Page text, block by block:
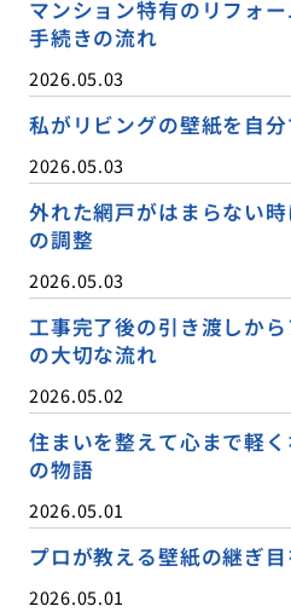
マンション特有のリフォ
手続きの流れ
2026.05.03
私がリビングの壁紙を自
2026.05.03
外れた網戸がはまらない
の調整
2026.05.03
工事完了後の引き渡しか
の大切な流れ
2026.05.02
住まいを整えて心まで軽
の物語
2026.05.01
プロが教える壁紙の継ぎ
2026.05.01